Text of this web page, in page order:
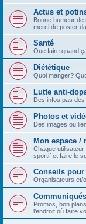
Actus et
Bonne humeur
merci de poster
Santé
Que faire quand
Diététique
Quoi manger?
Lutte anti-
Des infos pas des
Photos et
Des images ou
Mon espace /
Chaque
sportif et faire le
Conseils
Organisateurs et/
Promos, bon
l'endroit où faire